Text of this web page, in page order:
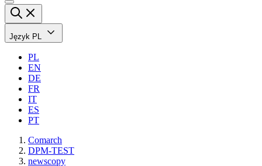
Język PL
PL
EN
DE
FR
IT
ES
PT
Comarch
DPM-TEST
newscopy